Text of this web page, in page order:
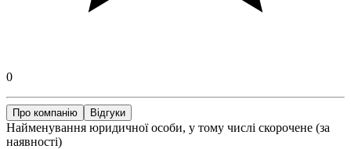
0
Про компанію Відгуки
Найменування юридичної особи, у тому числі скорочене (за
наявності)